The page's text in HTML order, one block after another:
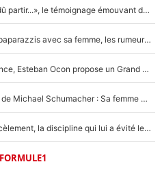
F1 : « Je lui ai fait un câlin, puis j’ai dû partir...», le témoignage émouvant de Max Verstappen sur sa fille
F1 : Charles Leclerc surpris par les paparazzis avec sa femme, les rumeurs étaient vraies !
Comme pour le final du Tour de France, Esteban Ocon propose un Grand Prix de Formule 1 à Paris : «Autour de l’Arc de Triomphe, ce serait génial» !
Nouvelle rumeur autour de la santé de Michael Schumacher : Sa femme Corinna sort du silence
F1 - Lewis Hamilton victime de harcèlement, la discipline qui lui a évité le pire : «J'aurais probablement mal tourné»